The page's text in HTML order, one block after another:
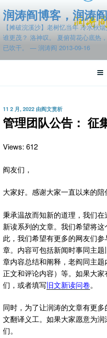
至
容
润涛阎博客，润涛
【摊破浣溪沙】老树忆当年 冷水秋
谁更茂？ 洛神叹。 夏俯荷花心底热
已吹干。 — 润涛阎 2013-09-16
发
布
于
11 2 月, 2022 由阎文赏析
管理团队公告： 征
Views: 612
阎友们，
大家好。感谢大家一直以来的陪
秉承温故而知新的道理，我们
新读系列的文章。我们希望将
此，我们希望有更多的网友们
章。内容可包括新闻时事同主
章内容总结和阐释，老阎同主
正文和评论内容）等。如果大
们，或者填写旧文新读问卷。
同时，为了让润涛的文章有更
文翻译义工。如果大家愿意为
们。